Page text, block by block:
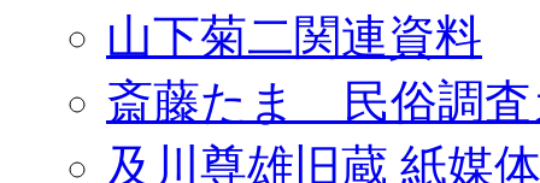
山下菊二関連資料
斎藤たま 民俗調査
及川尊雄旧蔵 紙媒